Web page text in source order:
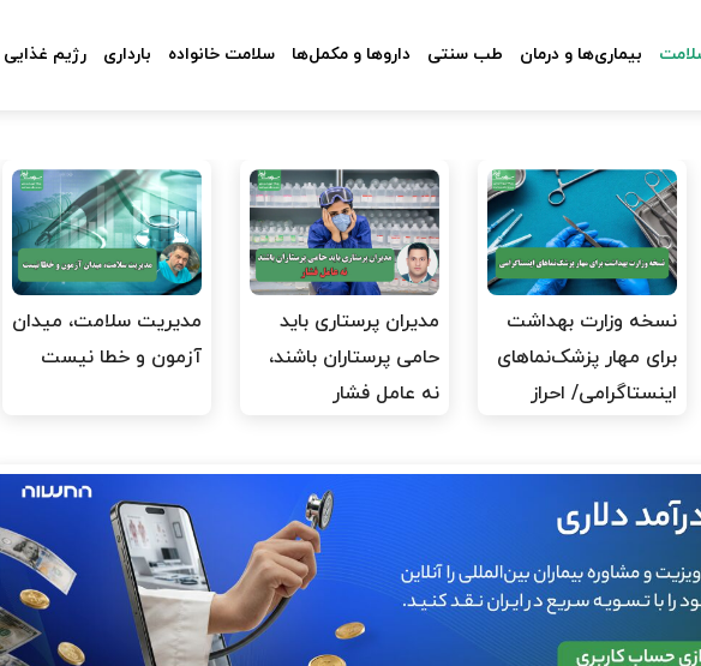
بیماری‌ها و درمان طب سنتی داروها و مکمل‌ها سلامت خانواده بارداری رژیم غذایی
نسخه وزارت بهداشت
برای مهار پزشک‌نماهای
اینستاگرامی/ احراز
مدیران پرستاری باید
حامی پرستاران باشند،
نه عامل فشار
مدیریت سلامت، میدان
آزمون و خطا نیست